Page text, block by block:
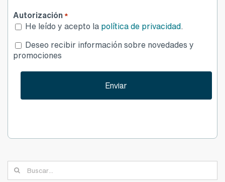
Autorización *
DeseaDeseo recibir información sobre novedades y
Buscar: